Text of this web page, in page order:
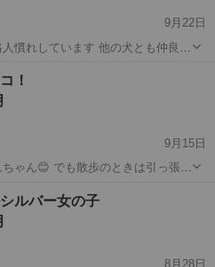
9月22日
慣れしています 他の犬とも仲良く
！
9月15日
ゃん😊 でも散歩のときは引っ張っ
なってきています。 （特定難しく
ルバー女の子
8月28日